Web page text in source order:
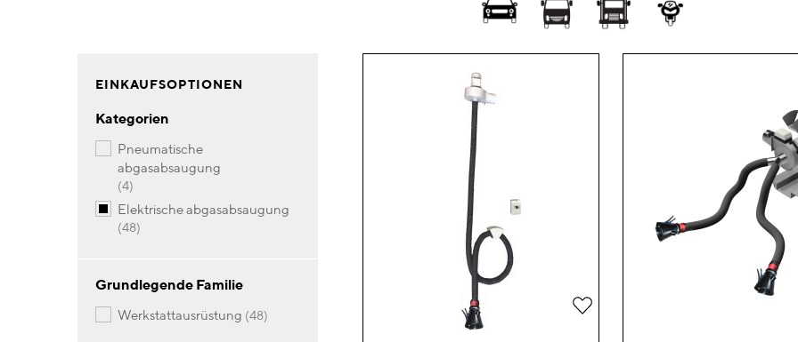
Zur
EINKAUFSOPTIONEN
Kategorien
pneumatische
abgasabsaugung
4Artikel
elektrische abgasabsaugung
48Artikel
Grundlegende Familie
werkstattausrüstung 48Artikel